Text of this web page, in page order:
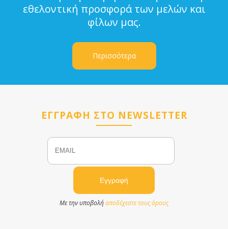
εθελοντική προσφορά των μελών και
φίλων μας.
Περισσότερα
ΕΓΓΡΑΦΗ ΣΤΟ NEWSLETTER
Email
Με την υποβολήαποδέχεστε τους όρους